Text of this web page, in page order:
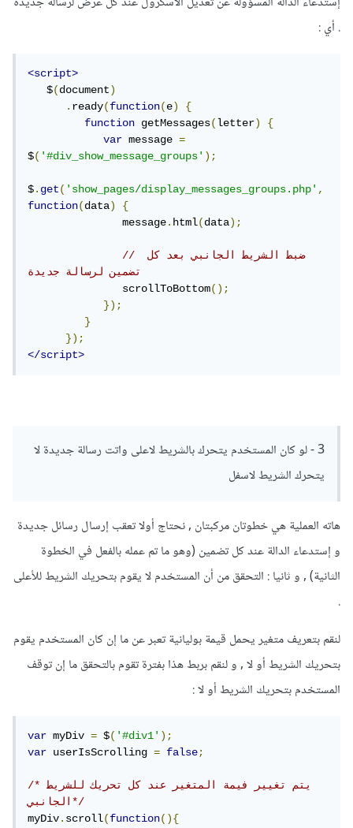
. أي :
<script>
   $
(document)
.ready(function(e)
{
function getMessages(letter)
{
var message =
$('#div_show_message_groups');
$.get('show_pages/display_messages_groups.php',
function(data)
{
               message
.html(data);
// ضبط الشريط الجانبي بعد كل
               scrollToBottom
();
});
}
});
</script>
3 - لو كان المستخدم يتحرك بالشريط لاعلى واتت رسالة جديدة لا
يتحرك الشريط لاسفل
هاته العملية هي خطوتان مركبتان , نحتاج أولا تعقب إرسال رسائل جديدة
و إستدعاء الدالة عند كل تضمين (وهو ما تم عمله بالفعل في الخطوة
الثانية) , و ثانيا : التحقق من أن المستخدم لا يقوم بتحريك الشريط للأعلى
.
لنقم بتعريف متغير يحمل قيمة بوليانية تعبر عن ما إن كان المستخدم يقوم
بتحريك الشريط أو لا , و لنقم بربط هذا بفترة تقوم بالتحقق ما إن توقف
المستخدم بتحريك الشريط أو لا :
var myDiv = $('#div1');
var userIsScrolling = false;
/*يتم تغيير فيمة المتغير عند كل تحريك للشريط
الجانبي*/
myDiv.scroll(function(){